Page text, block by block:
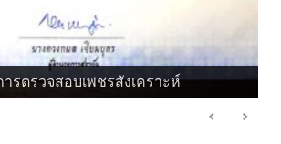
ารตรวจสอบเพชรสังเคราะห์